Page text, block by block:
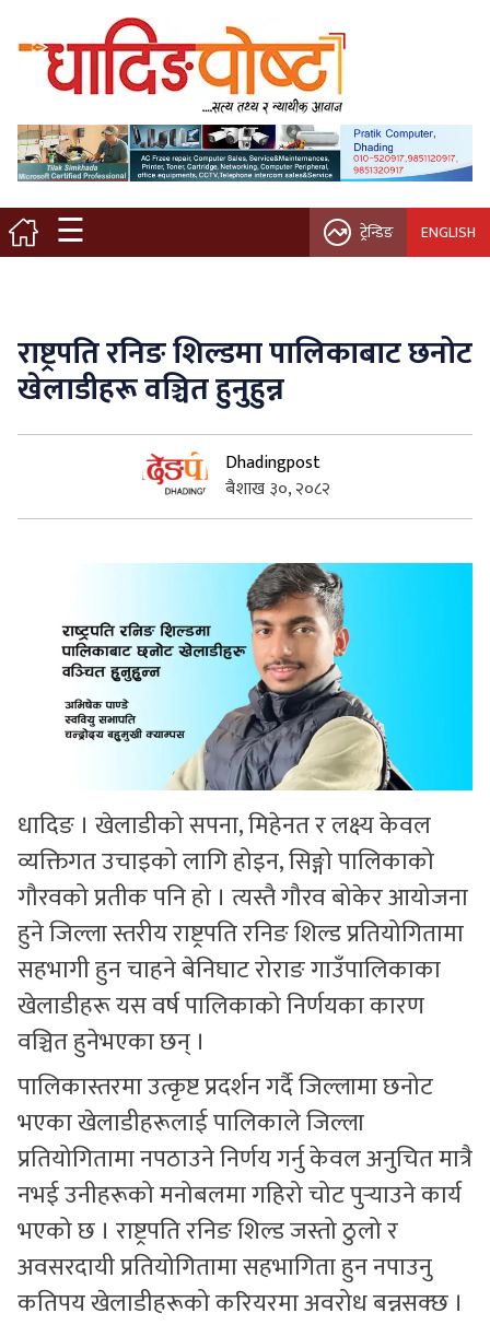
☰
मुख्य पृष्ठ
स्थानीय समाचार
विचार / ब्लग
नगर/गाउँ पालिका
कृषि/सहकारी
साहित्य / संस्कृति
सुचनाहरु
ट्रेन्डिङ ENGLISH
राष्ट्रपति रनिङ शिल्डमा पालिकाबाट छनोट
खेलाडीहरू वञ्चित हुनुहुन्न
Dhadingpost
बैशाख ३०, २०८२
धादिङ । खेलाडीको सपना, मिहेनत र लक्ष्य केवल
व्यक्तिगत उचाइको लागि होइन, सिङ्गो पालिकाको
गौरवको प्रतीक पनि हो । त्यस्तै गौरव बोकेर आयोजना
हुने जिल्ला स्तरीय राष्ट्रपति रनिङ शिल्ड प्रतियोगितामा
सहभागी हुन चाहने बेनिघाट रोराङ गाउँपालिकाका
खेलाडीहरू यस वर्ष पालिकाको निर्णयका कारण
वञ्चित हुनेभएका छन् ।
पालिकास्तरमा उत्कृष्ट प्रदर्शन गर्दै जिल्लामा छनोट
भएका खेलाडीहरूलाई पालिकाले जिल्ला
प्रतियोगितामा नपठाउने निर्णय गर्नु केवल अनुचित मात्रै
नभई उनीहरूको मनोबलमा गहिरो चोट पुर्‍याउने कार्य
भएको छ । राष्ट्रपति रनिङ शिल्ड जस्तो ठुलो र
अवसरदायी प्रतियोगितामा सहभागिता हुन नपाउनु
कतिपय खेलाडीहरूको करियरमा अवरोध बन्नसक्छ ।